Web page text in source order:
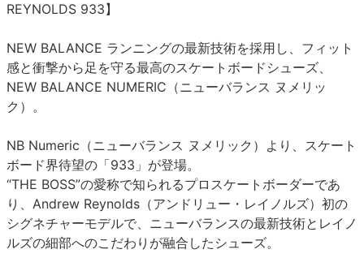
REYNOLDS 933】
NEW BALANCE ランニングの最新技術を採用し、フィット
感と衝撃から足を守る最高のスケートボードシューズ、
NEW BALANCE NUMERIC（ニューバランス ヌメリッ
ク）。
NB Numeric（ニューバランス ヌメリック）より、スケート
ボード界待望の「933」が登場。
“THE BOSS”の愛称で知られるプロスケートボーダーであ
り、Andrew Reynolds（アンドリュー・レイノルズ）初の
シグネチャーモデルで、ニューバランスの最新技術とレイノ
ルズの細部へのこだわりが融合したシューズ。